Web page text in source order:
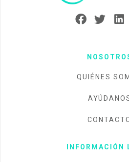
QUIÉNES
INFORMACIÓN